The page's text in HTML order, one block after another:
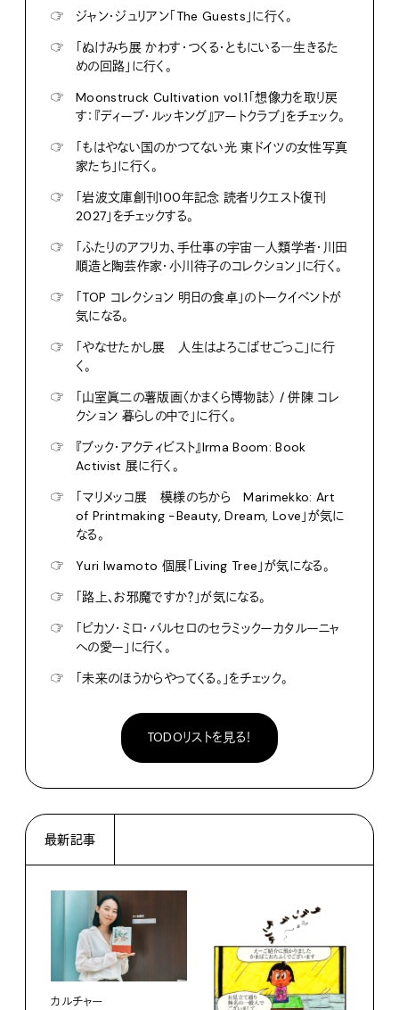
☞
ジャン・ジュリアン「The Guests」に行く。
☞
「ぬけみち展 かわす・つくる・ともにいる―生きるた
めの回路」に行く。
☞
Moonstruck Cultivation vol.1「想像力を取り戻
す：『ディープ・ルッキング』アートクラブ」をチェック。
☞
「もはやない国のかつてない光 東ドイツの女性写真
家たち」に行く。
☞
「岩波文庫創刊100年記念 読者リクエスト復刊
2027」をチェックする。
☞
「ふたりのアフリカ、手仕事の宇宙―人類学者・川田
順造と陶芸作家・小川待子のコレクション」に行く。
☞
「TOP コレクション 明日の食卓」のトークイベントが
気になる。
☞
「やなせたかし展 人生はよろこばせごっこ」に行
く。
☞
「山室眞二の薯版画〈かまくら博物誌〉 / 併陳 コレ
クション 暮らしの中で」に行く。
☞
『ブック・アクティビスト』Irma Boom: Book
Activist 展に行く。
☞
「マリメッコ展 模様のちから Marimekko: Art
of Printmaking -Beauty, Dream, Love」が気に
なる。
☞
Yuri Iwamoto 個展「Living Tree」が気になる。
☞
「路上、お邪魔ですか？」が気になる。
☞
「ピカソ・ミロ・バルセロのセラミックーカタルーニャ
への愛ー」に行く。
☞
「未来のほうからやってくる。」をチェック。
TODOリストを見る！
最新記事
カルチャー